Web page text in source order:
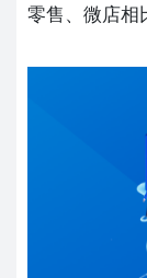
零售、微店相